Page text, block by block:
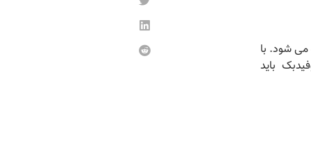
می شود. با
باید